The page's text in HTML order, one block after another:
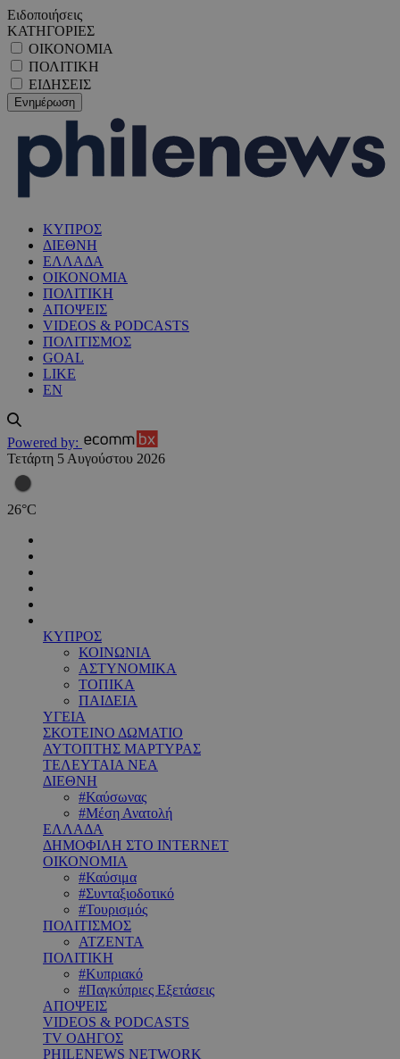
Ειδοποιήσεις
ΚΑΤΗΓΟΡΙΕΣ
ΟΙΚΟΝΟΜΙΑ
ΠΟΛΙΤΙΚΗ
ΕΙΔΗΣΕΙΣ
ΚΥΠΡΟΣ
ΔΙΕΘΝΗ
ΕΛΛΑΔΑ
ΟΙΚΟΝΟΜΙΑ
ΠΟΛΙΤΙΚΗ
ΑΠΟΨΕΙΣ
VIDEOS & PODCASTS
ΠΟΛΙΤΙΣΜΟΣ
GOAL
LIKE
EN
Powered by:
Τετάρτη 5 Αυγούστου 2026
26°C
ΚΥΠΡΟΣ
ΚΟΙΝΩΝΙΑ
ΑΣΤΥΝΟΜΙΚΑ
ΤΟΠΙΚΑ
ΠΑΙΔΕΙΑ
ΥΓΕΙΑ
ΣΚΟΤΕΙΝΟ ΔΩΜΑΤΙΟ
ΑΥΤΟΠΤΗΣ ΜΑΡΤΥΡΑΣ
ΤΕΛΕΥΤΑΙΑ ΝΕΑ
ΔΙΕΘΝΗ
#Καύσωνας
#Μέση Ανατολή
ΕΛΛΑΔΑ
ΔΗΜΟΦΙΛΗ ΣΤΟ INTERNET
ΟΙΚΟΝΟΜΙΑ
#Καύσιμα
#Συνταξιοδοτικό
#Τουρισμός
ΠΟΛΙΤΙΣΜΟΣ
ΑΤΖΕΝΤΑ
ΠΟΛΙΤΙΚΗ
#Κυπριακό
#Παγκύπριες Εξετάσεις
ΑΠΟΨΕΙΣ
VIDEOS & PODCASTS
TV ΟΔΗΓΟΣ
PHILENEWS NETWORK